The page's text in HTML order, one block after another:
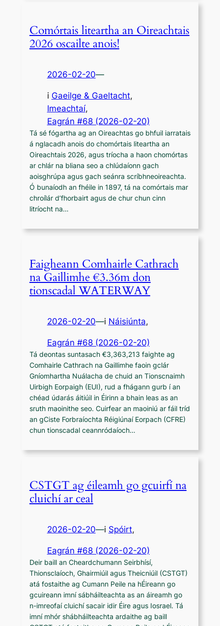
Comórtais liteartha an Oireachtais
2026 oscailte anois!
2026-02-20—
i Gaeilge & Gaeltacht
Imeachtaí,
Eagrán #68 (2026-02-20)
Tá sé fógartha ag an Oireachtas go bhfuil iarratais
á nglacadh anois do chomórtais liteartha an
Oireachtais 2026, agus tríocha a haon chomórtas
ar chlár na bliana seo a chlúdaíonn gach
aoisghrúpa agus gach seánra scríbhneoireachta.
Ó bunaíodh an fhéile in 1897, tá na comórtais mar
chroílár d’fhorbairt agus de chur chun cinn
litríocht na…
Faigheann Comhairle Cathrach
na Gaillimhe €3.36m don
tionscadal WATERWAY
2026-02-20—i Náisiúnta,
Eagrán #68 (2026-02-20)
Tá deontas suntasach €3,363,213 faighte ag
Comhairle Cathrach na Gaillimhe faoin gclár
Gníomhartha Nuálacha de chuid an Tionscnaimh
Uirbigh Eorpaigh (EUI), rud a fhágann gurb í an
chéad údarás áitiúil in Éirinn a bhain leas as an
sruth maoinithe seo. Cuirfear an maoiniú ar fáil tríd
an gCiste Forbraíochta Réigiúnaí Eorpach (CFRE)
chun tionscadal ceannródaíoch…
CSTGT ag éileamh go gcuirfí na
cluichí ar ceal
2026-02-20—i Spóirt,
Eagrán #68 (2026-02-20)
Deir baill an Cheardchumann Seirbhísí,
Thionsclaíoch, Ghairmiúil agus Theicniúil (CSTGT)
atá fostaithe ag Cumann Peile na hÉireann go
gcuireann imní sábháilteachta as an áireamh go
n-imreofaí cluichí sacair idir Éire agus Iosrael. Tá
imní mhór shábháilteachta ardaithe ag baill